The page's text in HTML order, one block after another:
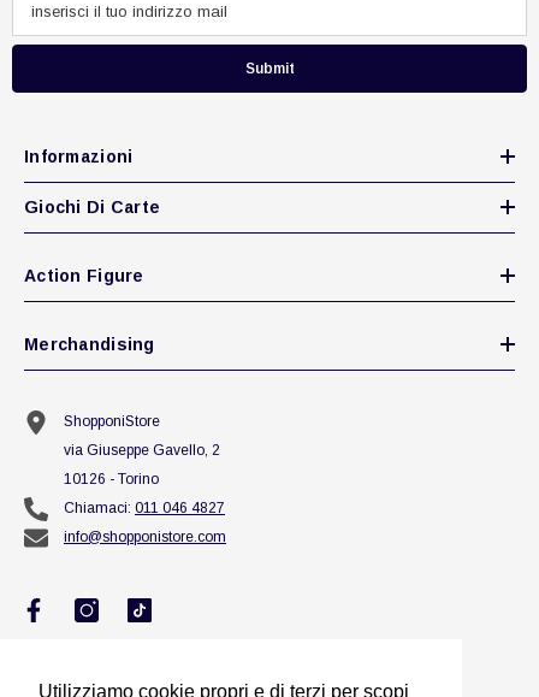
Utilizziamo cookie propri e di terzi per scopi
Utilizziamo cookie propri e di terzi per scopi
Submit
Informazioni
Giochi Di Carte
Action Figure
Merchandising
ShopponiStore
via Giuseppe Gavello, 2
10126 - Torino
Chiamaci: 011 046 4827
info@shopponistore.com